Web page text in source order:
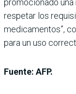
promocionado una
respetar los
medicamentos”,
para un uso
Fuente: AFP.